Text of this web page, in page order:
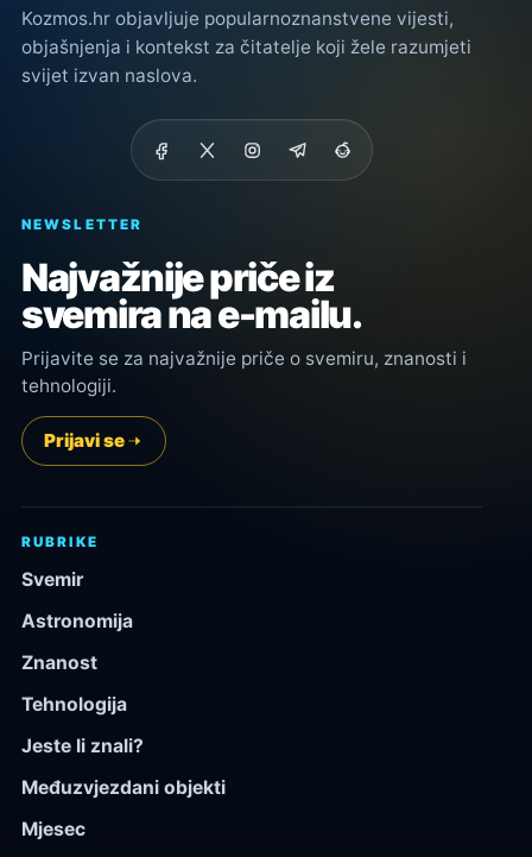
Kozmos.hr objavljuje popularnoznanstvene vijesti,
objašnjenja i kontekst za čitatelje koji žele razumjeti
svijet izvan naslova.
NEWSLETTER
Najvažnije priče iz
svemira na e-mailu.
Prijavite se za najvažnije priče o svemiru, znanosti i
tehnologiji.
Prijavi se
RUBRIKE
Svemir
Astronomija
Znanost
Tehnologija
Jeste li znali?
Međuzvjezdani objekti
Mjesec